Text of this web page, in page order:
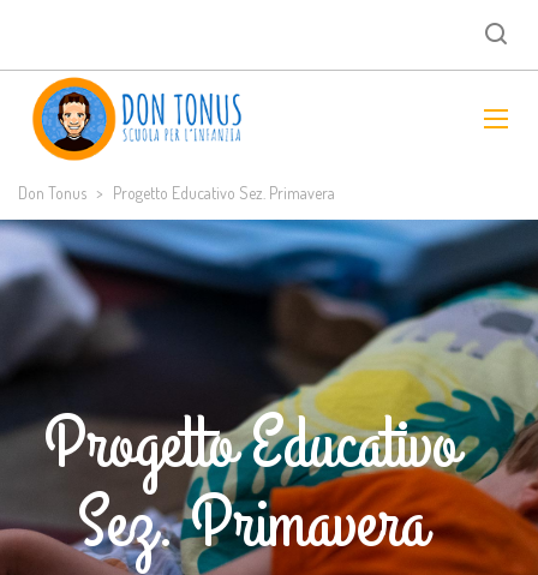
Don Tonus > Progetto Educativo Sez. Primavera
Progetto Educativo
Sez. Primavera